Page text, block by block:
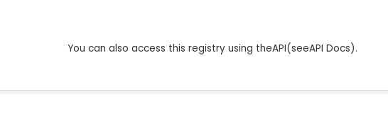
You can also access this registry using theAPI(seeAPI Docs).